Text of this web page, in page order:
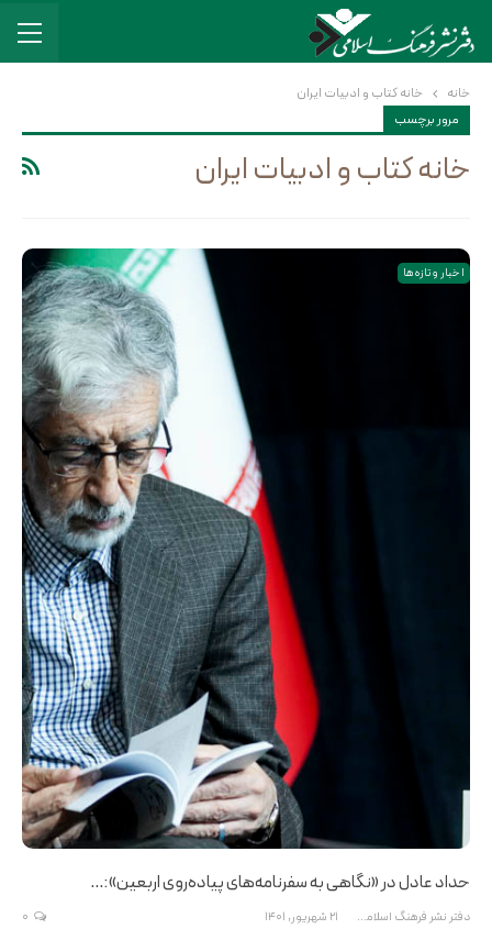
خانه
خانه کتاب و ادبیات ایران
مرور برچسب
خانه کتاب و ادبیات ایران
اخبار و تازه ها
حداد عادل در «نگاهی به سفرنامه‌های پیاده‌روی اربعین»:…
دفتر نشر فرهنگ اسلامی 21 شهریور, 1401